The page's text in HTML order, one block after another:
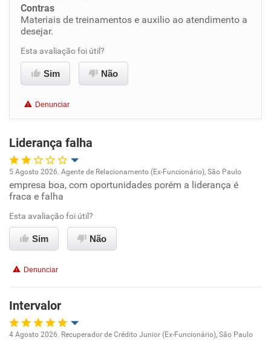
Conciliação com a vida familiar
Benefícios
Recomenda a diretoria
Contras
Materiais de treinamentos e auxilio ao atendimento a
desejar.
Esta avaliação foi útil?
Sim Não
Denunciar
Liderança falha
Oportunidade de promoção
Ambiente de trabalho
Conciliação com a vida familiar
Não recomenda esta empresa
Não recomenda a diretoria
5 Agosto 2026. Agente de Relacionamento (Ex-Funcionário), São Paulo
empresa boa, com oportunidades porém a liderança é
fraca e falha
Esta avaliação foi útil?
Sim Não
Denunciar
Intervalor
4 Agosto 2026. Recuperador de Crédito Junior (Ex-Funcionário), São Paulo